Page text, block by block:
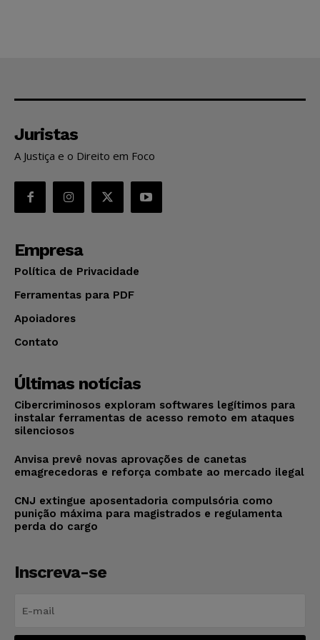
Juristas
A Justiça e o Direito em Foco
Empresa
Política de Privacidade
Ferramentas para PDF
Apoiadores
Contato
Últimas notícias
Cibercriminosos exploram softwares legítimos para
instalar ferramentas de acesso remoto em ataques
silenciosos
Anvisa prevê novas aprovações de canetas
emagrecedoras e reforça combate ao mercado ilegal
CNJ extingue aposentadoria compulsória como
punição máxima para magistrados e regulamenta
perda do cargo
Inscreva-se